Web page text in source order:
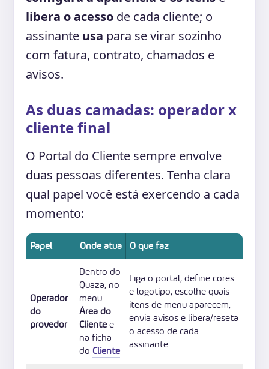
libera o acesso de cada cliente; o
assinante usa para se virar sozinho
com fatura, contrato, chamados e
avisos.
As duas camadas: operador x
cliente final
O Portal do Cliente sempre envolve
duas pessoas diferentes. Tenha clara
qual papel você está exercendo a cada
momento:
Papel Onde atua O que faz
Operador
do
provedor
Dentro do
Quaza, no
menu
Área do
Clientee
na ficha
do Cliente
Liga o portal, define cores
e logotipo, escolhe quais
itens de menu aparecem,
envia avisos e libera/reseta
o acesso de cada
assinante.